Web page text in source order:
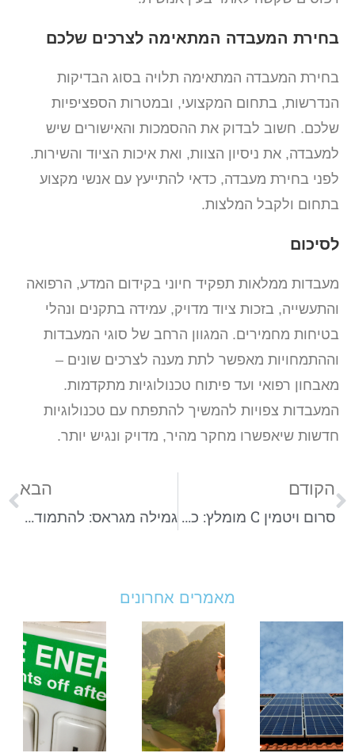
בחירת המעבדה המתאימה לצרכים שלכם
בחירת המעבדה המתאימה תלויה בסוג הבדיקות
הנדרשות, בתחום המקצועי, ובמטרות הספציפיות
שלכם. חשוב לבדוק את ההסמכות והאישורים שיש
למעבדה, את ניסיון הצוות, ואת איכות הציוד והשירות.
לפני בחירת מעבדה, כדאי להתייעץ עם אנשי מקצוע
בתחום ולקבל המלצות.
לסיכום
מעבדות ממלאות תפקיד חיוני בקידום המדע, הרפואה
והתעשייה, בזכות ציוד מדויק, עמידה בתקנים ונהלי
בטיחות מחמירים. המגוון הרחב של סוגי המעבדות
וההתמחויות מאפשר לתת מענה לצרכים שונים –
מאבחון רפואי ועד פיתוח טכנולוגיות מתקדמות.
המעבדות צפויות להמשיך להתפתח עם טכנולוגיות
חדשות שיאפשרו מחקר מהיר, מדויק ונגיש יותר.
הקודם
סרום ויטמין C מומלץ: כך תבחרו מוצר שיעשה שינוי אמיתי בעור
הבא
גמילה מגראס: להתמודד עם התלות ולצאת לדרך חדשה
מאמרים אחרונים
וולטה
סולאר
מסבירים
איך
לבחור
מערכת
טיול
מאורגן
במזרח
הרחוק
2026:
יעדים,